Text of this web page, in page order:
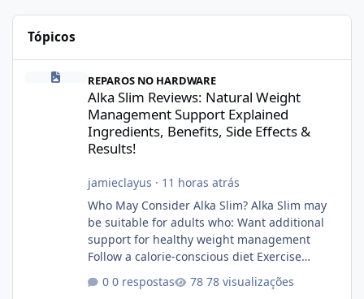
Tópicos
REPAROS NO HARDWARE
Alka Slim Reviews: Natural Weight
Management Support Explained
Ingredients, Benefits, Side Effects &
Results!
jamieclayus · 11 horas atrás
Who May Consider Alka Slim? Alka Slim may
be suitable for adults who: Want additional
support for healthy weight management
Follow a calorie-conscious diet Exercise
plant-based ingredients Want to complement
0 respostas 78 visualizações